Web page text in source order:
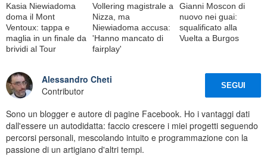
Kasia Niewiadoma
doma il Mont
Ventoux: tappa e
maglia in un finale da
brividi al Tour
Vollering magistrale a
Nizza, ma
Niewiadoma accusa:
'Hanno mancato di
fairplay'
Gianni Moscon di
nuovo nei guai:
squalificato alla
Vuelta a Burgos
Alessandro Cheti
Contributor
SEGUI
Sono un blogger e autore di pagine Facebook. Ho i vantaggi dati
dall'essere un autodidatta: faccio crescere i miei progetti seguendo
percorsi personali, mescolando intuito e programmazione con la
passione di un artigiano d'altri tempi.